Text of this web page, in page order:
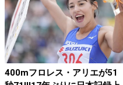
400mフロレス・アリエが51